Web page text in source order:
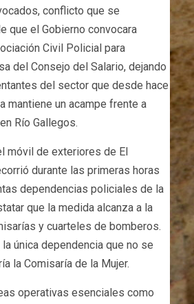
conflicto que se
que el Gobierno convocara
Civil Policial para
del Consejo del Salario, dejando
del sector que desde hace
mantiene un acampe frente a
Río Gallegos.
móvil de exteriores de El
durante las primeras horas
dependencias policiales de la
que la medida alcanza a la
y cuarteles de bomberos.
única dependencia que no se
la Comisaría de la Mujer.
operativas esenciales como